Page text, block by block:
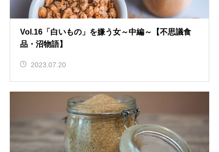
Vol.16「白いもの」を嫌う女～中編～【不思議食
品・沼物語】
2023.07.20